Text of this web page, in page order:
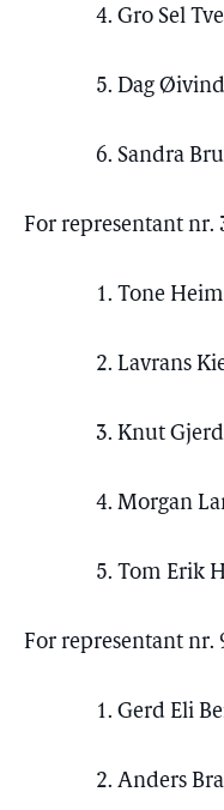
4. Gro Sel
5. Dag
6. Sandra
For representant nr.
1. Tone
2. Lavrans
3. Knut
4. Morgan
5. Tom Erik
For representant nr.
1. Gerd Eli
2. Anders